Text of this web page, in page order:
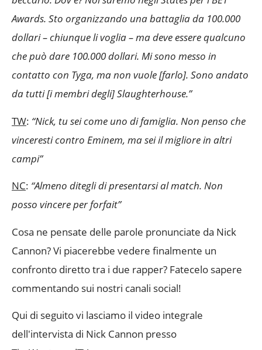
Awards. Sto organizzando una battaglia da 100.000
dollari – chiunque li voglia – ma deve essere qualcuno
che può dare 100.000 dollari. Mi sono messo in
contatto con Tyga, ma non vuole [farlo]. Sono andato
da tutti [i membri degli] Slaughterhouse.”
TW: “Nick, tu sei come uno di famiglia. Non penso che
vinceresti contro Eminem, ma sei il migliore in altri
campi”
NC: “Almeno ditegli di presentarsi al match. Non
posso vincere per forfait”
Cosa ne pensate delle parole pronunciate da Nick
Cannon? Vi piacerebbe vedere finalmente un
confronto diretto tra i due rapper? Fatecelo sapere
commentando sui nostri canali social!
Qui di seguito vi lasciamo il video integrale
dell'intervista di Nick Cannon presso